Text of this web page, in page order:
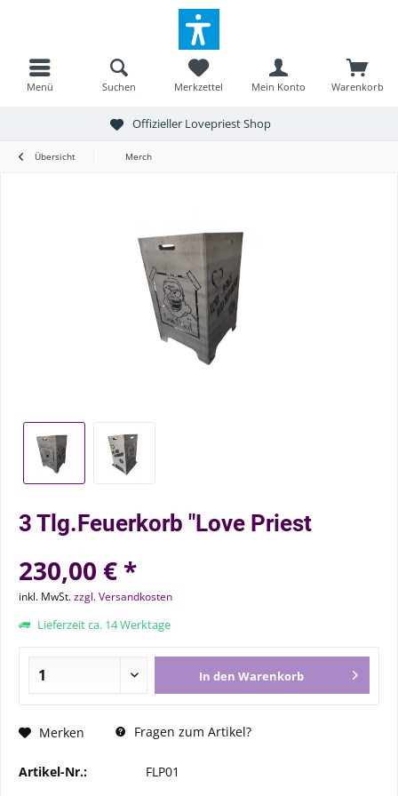
Menü Warenkorb
Merkzettel Mein Konto
Suchen
Offizieller Lovepriest Shop
Übersicht Merch
3 Tlg.Feuerkorb "Love Priest
230,00 € *
inkl. MwSt.zzgl. Versandkosten
Lieferzeit ca. 14 Werktage
In den Warenkorb
Merken Fragen zum Artikel?
Artikel-Nr.: FLP01